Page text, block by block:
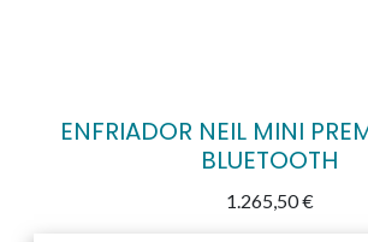
ENFRIADOR NEIL MINI
BLUETOOTH
1.265,50€